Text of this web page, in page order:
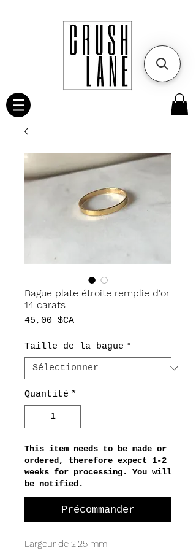
Bague plate étroite remplie d'or
14 carats
45,00 $CAPrix
Taille de la bague *
Quantité *
This item needs to be made or
ordered, therefore expect 1-2
weeks for processing. You will
be notified.
Précommander
Largeur de 2,25 mm